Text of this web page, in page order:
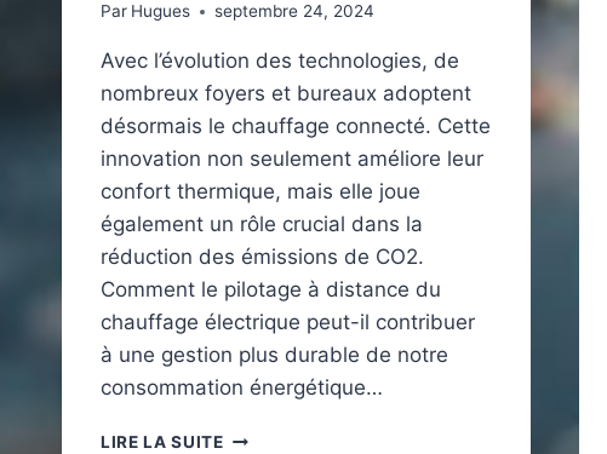
Par Hugues septembre 24, 2024
Avec l’évolution des technologies, de
nombreux foyers et bureaux adoptent
désormais le chauffage connecté. Cette
innovation non seulement améliore leur
confort thermique, mais elle joue
également un rôle crucial dans la
réduction des émissions de CO2.
Comment le pilotage à distance du
chauffage électrique peut-il contribuer
à une gestion plus durable de notre
consommation énergétique…
LIRE LA SUITEPOURQUOI